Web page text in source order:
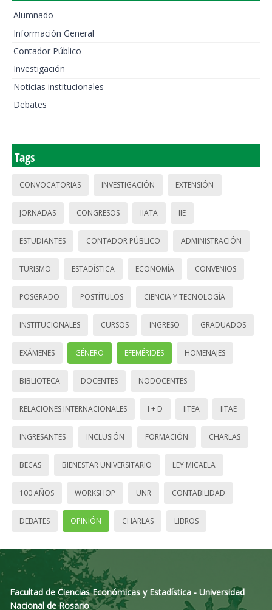
Alumnado
Información General
Contador Público
Investigación
Noticias institucionales
Debates
Tags
CONVOCATORIAS INVESTIGACIÓN EXTENSIÓN
JORNADAS CONGRESOS IIATA IIE
ESTUDIANTES CONTADOR PÚBLICO ADMINISTRACIÓN
TURISMO ESTADÍSTICA ECONOMÍA CONVENIOS
POSGRADO POSTÍTULOS CIENCIA Y TECNOLOGÍA
INSTITUCIONALES CURSOS INGRESO GRADUADOS
EXÁMENES GÉNERO EFEMÉRIDES HOMENAJES
BIBLIOTECA DOCENTES NODOCENTES
RELACIONES INTERNACIONALES I + D IITEA IITAE
INGRESANTES INCLUSIÓN FORMACIÓN CHARLAS
BECAS BIENESTAR UNIVERSITARIO LEY MICAELA
100 AÑOS WORKSHOP UNR CONTABILIDAD
DEBATES OPINIÓN CHARLAS LIBROS
Facultad de Ciencias Económicas y Estadística - Universidad
Nacional de Rosario